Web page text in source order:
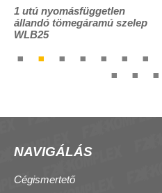
1 utú nyomásfüggetlen
állandó tömegáramú szelep
WLB25
NAVIGÁLÁS
Cégismertető